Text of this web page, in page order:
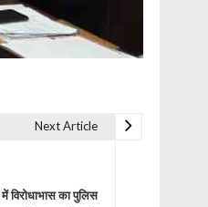
Next Article
विरोधाभास का पुलिस